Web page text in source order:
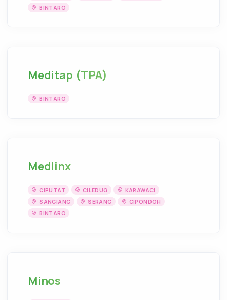
BINTARO
Meditap (TPA)
BINTARO
Medlinx
CIPUTAT CILEDUG
KARAWACI
SANGIANG
SERANG
CIPONDOH
BINTARO
Minos